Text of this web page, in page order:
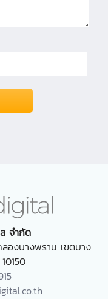
จำกัด
องบางพราน เขตบาง